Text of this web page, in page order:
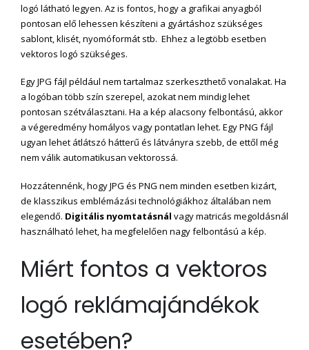
logó látható legyen. Az is fontos, hogy a grafikai anyagból
pontosan elő lehessen készíteni a gyártáshoz szükséges
sablont, klisét, nyomóformát stb. Ehhez a legtöbb esetben
vektoros logó szükséges.
Egy JPG fájl például nem tartalmaz szerkeszthető vonalakat. Ha
a logóban több szín szerepel, azokat nem mindig lehet
pontosan szétválasztani. Ha a kép alacsony felbontású, akkor
a végeredmény homályos vagy pontatlan lehet. Egy PNG fájl
ugyan lehet átlátszó hátterű és látványra szebb, de ettől még
nem válik automatikusan vektorossá.
Hozzátennénk, hogy JPG és PNG nem minden esetben kizárt,
de klasszikus emblémázási technológiákhoz általában nem
elegendő. Digitális nyomtatásnál vagy matricás megoldásnál
használható lehet, ha megfelelően nagy felbontású a kép.
Miért fontos a vektoros
logó reklámajándékok
esetében?